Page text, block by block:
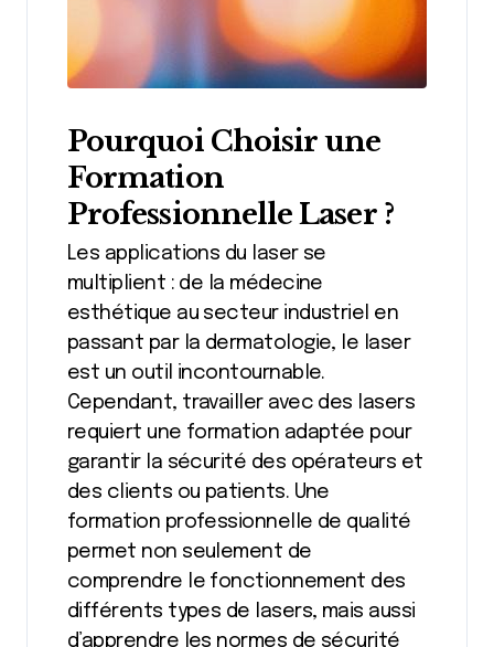
Pourquoi Choisir une
Formation
Professionnelle Laser ?
Les applications du laser se
multiplient : de la médecine
esthétique au secteur industriel en
passant par la dermatologie, le laser
est un outil incontournable.
Cependant, travailler avec des lasers
requiert une formation adaptée pour
garantir la sécurité des opérateurs et
des clients ou patients. Une
formation professionnelle de qualité
permet non seulement de
comprendre le fonctionnement des
différents types de lasers, mais aussi
d’apprendre les normes de sécurité